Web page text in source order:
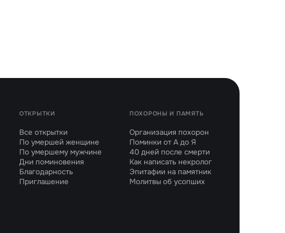
ОТКРЫТКИ
Все открытки
По умершей женщине
По умершему мужчине
Дни поминовения
Благодарность
Приглашение
ПОХОРОНЫ И ПАМЯТЬ
Организация похорон
Поминки от А до Я
40 дней после смерти
Как написать некролог
Эпитафии на памятник
Молитвы об усопших